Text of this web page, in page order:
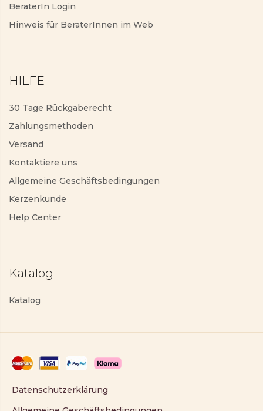
BeraterIn Login
Hinweis für BeraterInnen im Web
HILFE
30 Tage Rückgaberecht
Zahlungsmethoden
Versand
Kontaktiere uns
Allgemeine Geschäftsbedingungen
Kerzenkunde
Help Center
Katalog
Katalog
Datenschutzerklärung